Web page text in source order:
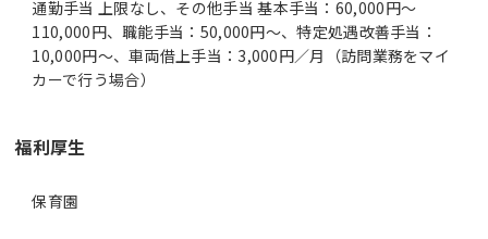
通勤手当 上限なし、その他手当 基本手当：60,000円～
110,000円、職能手当：50,000円～、特定処遇改善手当：
10,000円～、車両借上手当：3,000円／月（訪問業務をマイ
カーで行う場合）
福利厚生
保育園